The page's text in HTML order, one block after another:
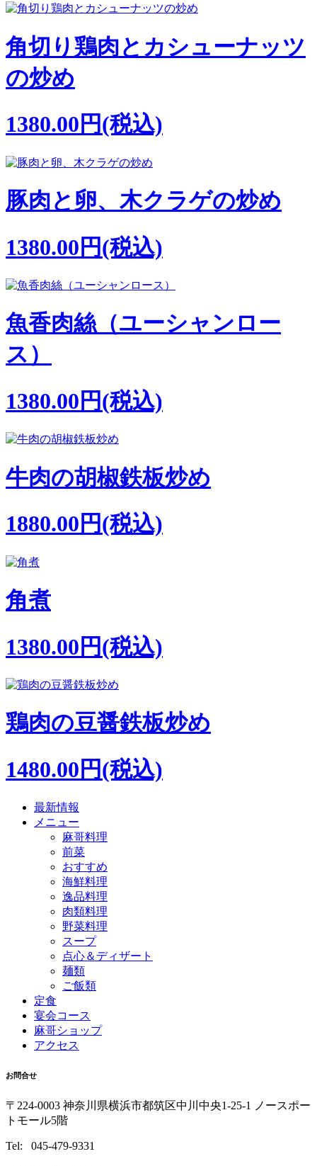
角切り鶏肉とカシューナッツ
の炒め
1380.00円(税込)
豚肉と卵、木クラゲの炒め
1380.00円(税込)
魚香肉絲（ユーシャンロー
ス）
1380.00円(税込)
牛肉の胡椒鉄板炒め
1880.00円(税込)
角煮
1380.00円(税込)
鶏肉の豆醤鉄板炒め
1480.00円(税込)
最新情報
メニュー
麻哥料理
前菜
おすすめ
海鮮料理
逸品料理
肉類料理
野菜料理
スープ
点心＆ディザート
麺類
ご飯類
定食
宴会コース
麻哥ショップ
アクセス
お問合せ
〒224-0003 神奈川県横浜市都筑区中川中央1-25-1 ノースポー
トモール5階
Tel: 045-479-9331